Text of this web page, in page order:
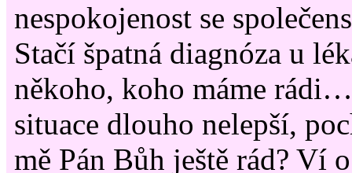
nespokojenost se
Stačí špatná diagnóza u
někoho, koho máme
situace dlouho nelepší,
mě Pán Bůh ještě rád? Ví